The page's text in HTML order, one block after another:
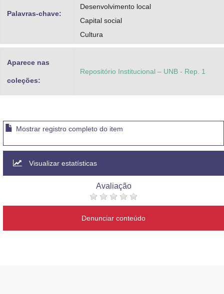
Palavras-chave:
Desenvolvimento local
Capital social
Cultura
Aparece nas
coleções:
Repositório Institucional – UNB - Rep. 1
Mostrar registro completo do item
Visualizar estatísticas
Avaliação
Denunciar conteúdo